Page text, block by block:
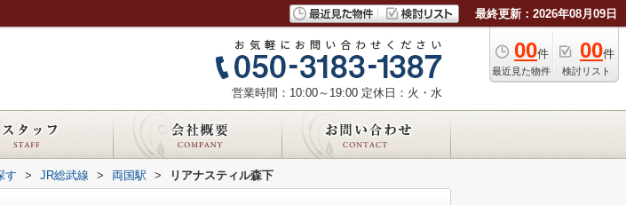
最終更新：2026年08月09日
00件
最近見た物件
00件
検討リスト
営業時間：10:00～19:00 定休日：火・水
す > JR総武線 > 両国駅 > リアナスティル森下